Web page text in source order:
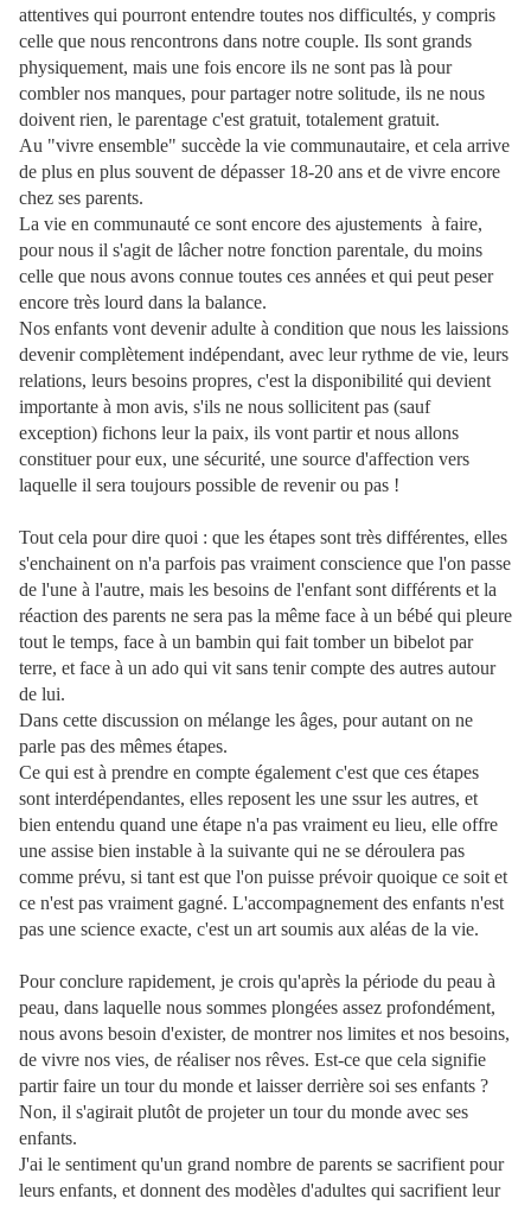
attentives qui pourront entendre toutes nos difficultés, y compris
celle que nous rencontrons dans notre couple. Ils sont grands
physiquement, mais une fois encore ils ne sont pas là pour
combler nos manques, pour partager notre solitude, ils ne nous
doivent rien, le parentage c'est gratuit, totalement gratuit.
Au "vivre ensemble" succède la vie communautaire, et cela arrive
de plus en plus souvent de dépasser 18-20 ans et de vivre encore
chez ses parents.
La vie en communauté ce sont encore des ajustements à faire,
pour nous il s'agit de lâcher notre fonction parentale, du moins
celle que nous avons connue toutes ces années et qui peut peser
encore très lourd dans la balance.
Nos enfants vont devenir adulte à condition que nous les laissions
devenir complètement indépendant, avec leur rythme de vie, leurs
relations, leurs besoins propres, c'est la disponibilité qui devient
importante à mon avis, s'ils ne nous sollicitent pas (sauf
exception) fichons leur la paix, ils vont partir et nous allons
constituer pour eux, une sécurité, une source d'affection vers
laquelle il sera toujours possible de revenir ou pas !
Tout cela pour dire quoi : que les étapes sont très différentes, elles
s'enchainent on n'a parfois pas vraiment conscience que l'on passe
de l'une à l'autre, mais les besoins de l'enfant sont différents et la
réaction des parents ne sera pas la même face à un bébé qui pleure
tout le temps, face à un bambin qui fait tomber un bibelot par
terre, et face à un ado qui vit sans tenir compte des autres autour
de lui.
Dans cette discussion on mélange les âges, pour autant on ne
parle pas des mêmes étapes.
Ce qui est à prendre en compte également c'est que ces étapes
sont interdépendantes, elles reposent les une ssur les autres, et
bien entendu quand une étape n'a pas vraiment eu lieu, elle offre
une assise bien instable à la suivante qui ne se déroulera pas
comme prévu, si tant est que l'on puisse prévoir quoique ce soit et
ce n'est pas vraiment gagné. L'accompagnement des enfants n'est
pas une science exacte, c'est un art soumis aux aléas de la vie.
Pour conclure rapidement, je crois qu'après la période du peau à
peau, dans laquelle nous sommes plongées assez profondément,
nous avons besoin d'exister, de montrer nos limites et nos besoins,
de vivre nos vies, de réaliser nos rêves. Est-ce que cela signifie
partir faire un tour du monde et laisser derrière soi ses enfants ?
Non, il s'agirait plutôt de projeter un tour du monde avec ses
enfants.
J'ai le sentiment qu'un grand nombre de parents se sacrifient pour
leurs enfants, et donnent des modèles d'adultes qui sacrifient leur